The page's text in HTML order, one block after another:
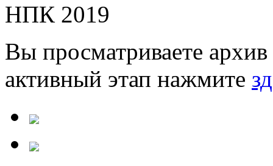
НПК 2019
Вы просматриваете
активный этап нажмите